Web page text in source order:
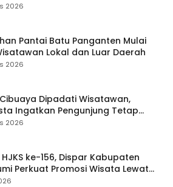
Evakuasi
2026
Pantai Batu Panganten Mulai
Lokal dan Luar Daerah
2026
Dipadati Wisatawan,
Ingatkan Pengunjung Tetap
2026
ke-156, Dispar Kabupaten
Perkuat Promosi Wisata Lewat
Digital